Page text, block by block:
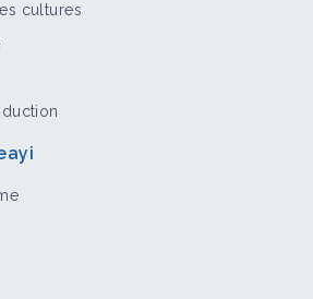
cultures